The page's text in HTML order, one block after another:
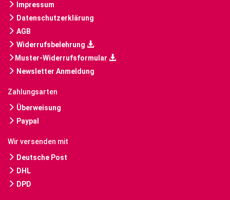
Impressum
Datenschutzerklärung
AGB
Widerrufsbelehrung
Muster-Widerrufsformular
Newsletter Anmeldung
Zahlungsarten
Überweisung
Paypal
Wir versenden mit
Deutsche Post
DHL
DPD